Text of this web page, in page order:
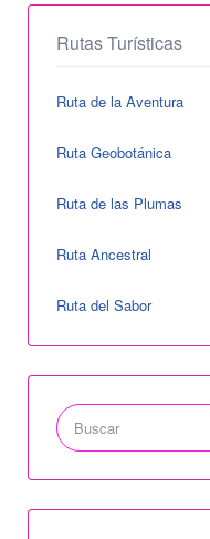
Rutas Turísticas
Ruta de la Aventura
Ruta Geobotánica
Ruta de las Plumas
Ruta Ancestral
Ruta del Sabor
Buscar
por: